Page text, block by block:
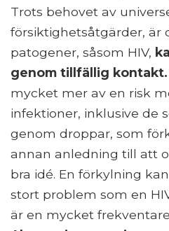
Trots behovet av
försiktighetsåtgärder, är
patogener, såsom HIV,
genom tillfällig kontakt.
mycket mer av en risk
infektioner, inklusive de
genom droppar, som
annan anledning till att
bra idé. En förkylning
stort problem som en
är en mycket